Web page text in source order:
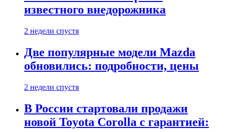
известного внедорожника
2 недели спустя
Две популярные модели Mazda
обновились: подробности, цены
2 недели спустя
В России стартовали продажи
новой Toyota Corolla с гарантией: